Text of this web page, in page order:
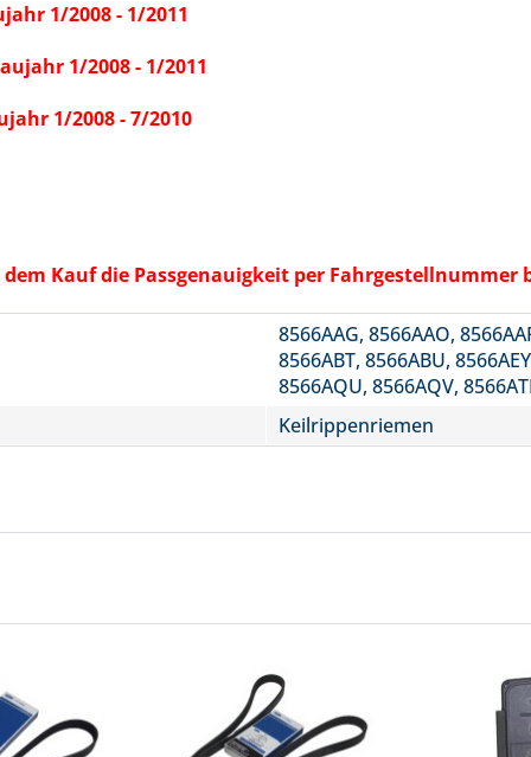
1/2008 - 1/2011
1/2008 - 1/2011
1/2008 - 7/2010
Kauf die Passgenauigkeit per Fahrgestellnummer
8566AAG, 8566AAO,
8566ABT, 8566ABU,
8566AQU, 8566AQV,
Keilrippenriemen